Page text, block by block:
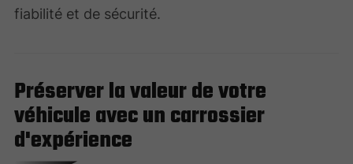
fiabilité et de sécurité.
Préserver la valeur de votre
véhicule avec un carrossier
d'expérience